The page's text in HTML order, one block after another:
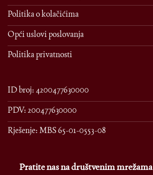
Politika o kolačićima
Opći uslovi poslovanja
Politika privatnosti
ID broj: 4200477630000
PDV: 200477630000
Rješenje: MBS 65-01-0553-08
Pratite nas na društvenim mrežama